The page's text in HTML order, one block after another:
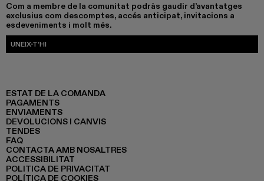
Com a membre de la comunitat podràs gaudir d’avantatges
exclusius com descomptes, accés anticipat, invitacions a
esdeveniments i molt més.
UNEIX-T’HI
ESTAT DE LA COMANDA
PAGAMENTS
ENVIAMENTS
DEVOLUCIONS I CANVIS
TENDES
FAQ
CONTACTA AMB NOSALTRES
ACCESSIBILITAT
POLITICA DE PRIVACITAT
POLÍTICA DE COOKIES